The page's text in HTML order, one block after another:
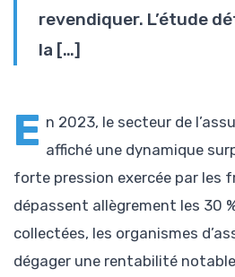
revendiquer. L’étude
la […]
E n 2023, le secteur de
affiché une dynamique
forte pression exercée par les
dépassent allègrement les 30
collectées, les organismes
dégager une rentabilité